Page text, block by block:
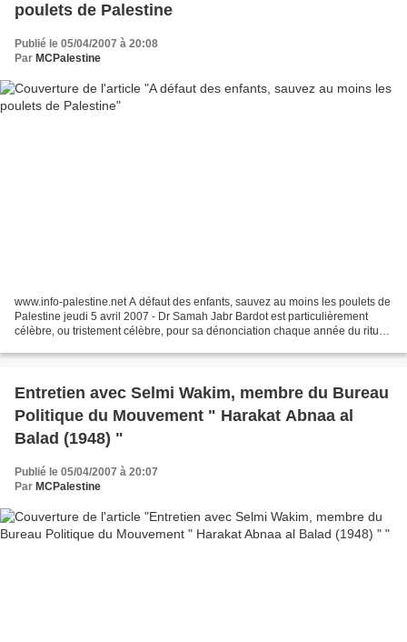
poulets de Palestine
Publié le 05/04/2007 à 20:08
Par MCPalestine
www.info-palestine.net A défaut des enfants, sauvez au moins les poulets de
Palestine jeudi 5 avril 2007 - Dr Samah Jabr Bardot est particulièrement
célèbre, ou tristement célèbre, pour sa dénonciation chaque année du rituel
Entretien avec Selmi Wakim, membre du Bureau
Politique du Mouvement " Harakat Abnaa al
Balad (1948) "
Publié le 05/04/2007 à 20:07
Par MCPalestine